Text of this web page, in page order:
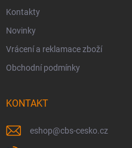
Kontakty
Novinky
Vrácení a reklamace zboží
Obchodní podmínky
KONTAKT
eshop@cbs-cesko.cz